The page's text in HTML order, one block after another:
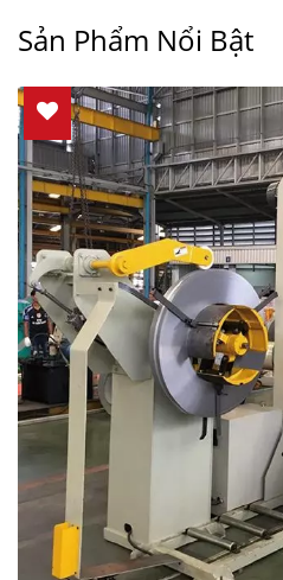
Sản Phẩm Nổi Bật